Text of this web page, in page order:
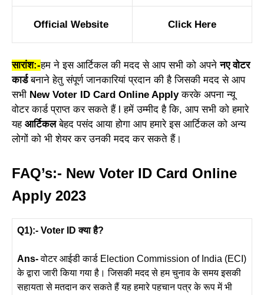
Official Website Click Here
सारांश:-हम ने इस आर्टिकल की मदद से आप सभी को अपनेनए वोटर
कार्डबनाने हेतु संपूर्ण जानकारियां प्रदान की है जिसकी मदद से आप
सभी New Voter ID Card Online Applyकरके अपना न्यू
वोटर कार्ड प्राप्त कर सकते हैं l हमें उम्मीद है कि, आप सभी को हमारे
यह आर्टिकलबेहद पसंद आया होगा आप हमारे इस आर्टिकल को अन्य
लोगों को भी शेयर कर उनकी मदद कर सकते हैं।
FAQ’s:- New Voter ID Card Online
Apply 2023
Q1):- Voter ID क्या है?
Ans-वोटर आईडी कार्ड Election Commission of India (ECI)
के द्वारा जारी किया गया है। जिसकी मदद से हम चुनाव के समय इसकी
सहायता से मतदान कर सकते हैं यह हमारे पहचान पत्र के रूप में भी